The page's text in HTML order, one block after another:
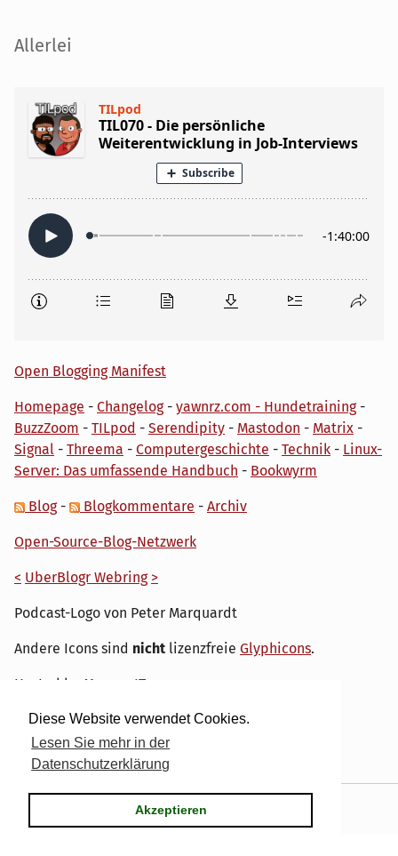
Diese Website verwendet Cookies.
Lesen Sie mehr in der
Datenschutzerklärung
Akzeptieren
Seitenleiste
Allerlei
Open Blogging Manifest
Homepage - Changelog- yawnrz.com - Hundetraining-
BuzzZoom - TILpod - Serendipity - Mastodon - Matrix -
Signal - Threema - Computergeschichte - Technik - Linux-
Server: Das umfassende Handbuch - Bookwyrm
Blog- Blogkommentare - Archiv
Open-Source-Blog-Netzwerk
< UberBlogr Webring >
Podcast-Logo von Peter Marquardt
Andere Icons sind nicht lizenzfreie Glyphicons.
Hosted by My own IT.
Serendipity& the dirk